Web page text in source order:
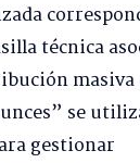
técnica
masiva
se
gestionar